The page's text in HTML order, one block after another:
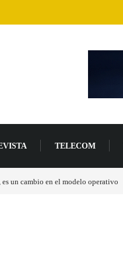
TELECOM
un 94 % en 2026